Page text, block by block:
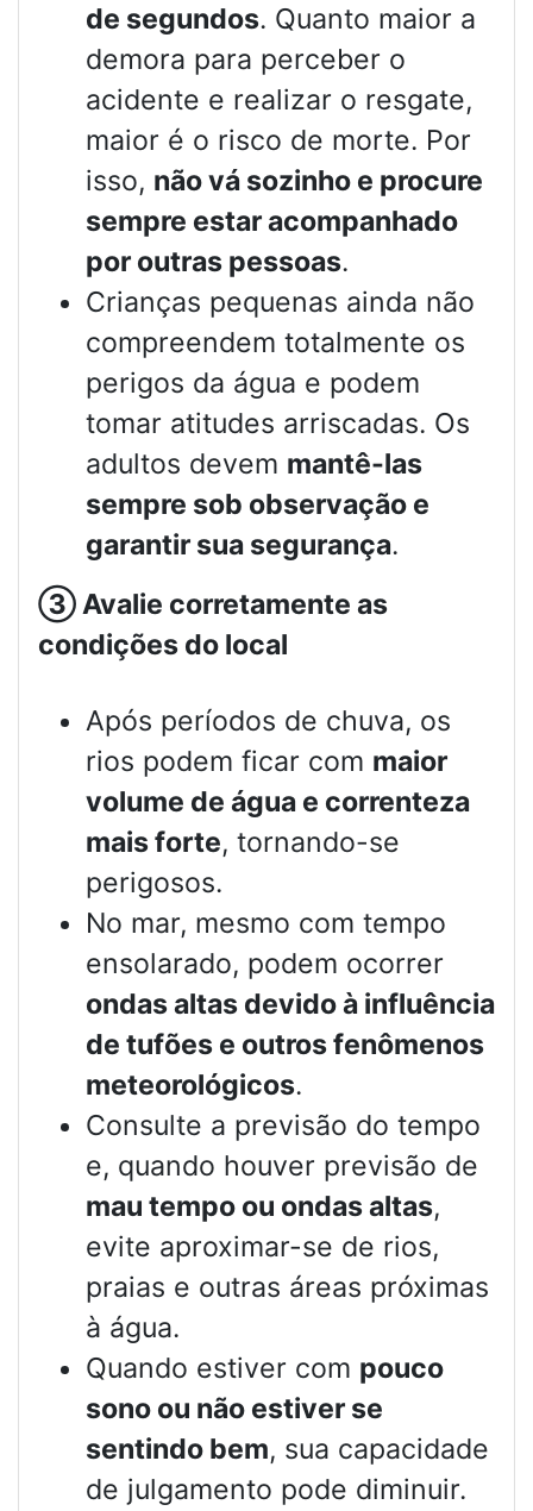
de segundos. Quanto maior a
demora para perceber o
acidente e realizar o resgate,
maior é o risco de morte. Por
isso, não vá sozinho e procure
sempre estar acompanhado
por outras pessoas.
Crianças pequenas ainda não
compreendem totalmente os
perigos da água e podem
tomar atitudes arriscadas. Os
adultos devem mantê-las
sempre sob observação e
garantir sua segurança.
③Avalie corretamente as
condições do local
Após períodos de chuva, os
rios podem ficar com maior
volume de água e correnteza
mais forte, tornando-se
perigosos.
No mar, mesmo com tempo
ensolarado, podem ocorrer
ondas altas devido à influência
de tufões e outros fenômenos
meteorológicos.
Consulte a previsão do tempo
e, quando houver previsão de
mau tempo ou ondas altas,
evite aproximar-se de rios,
praias e outras áreas próximas
à água.
Quando estiver com pouco
sono ou não estiver se
sentindo bem, sua capacidade
de julgamento pode diminuir.